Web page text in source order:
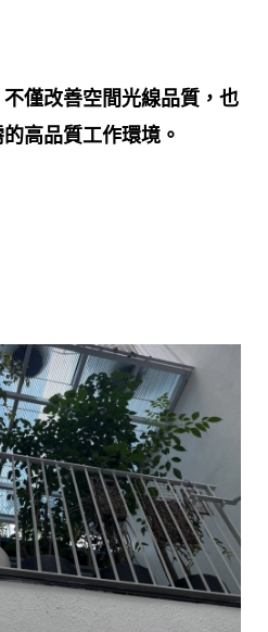
僅改善空間光線品質，也
高品質工作環境。